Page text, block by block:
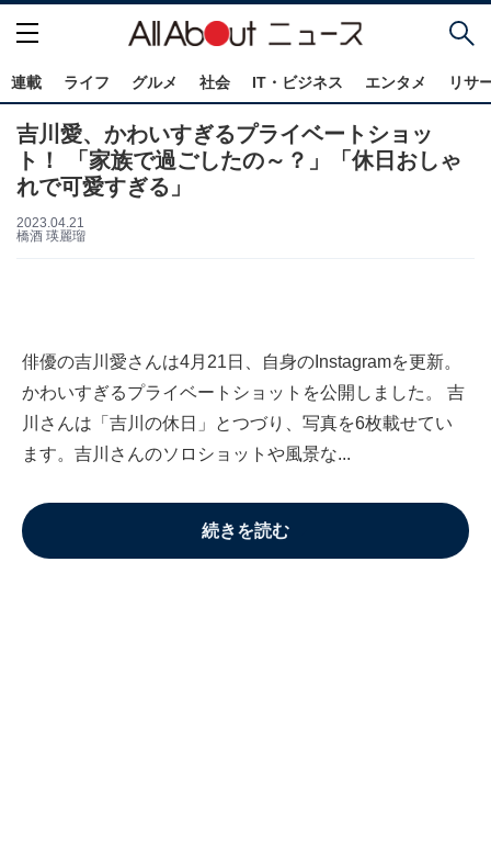
連載 ライフ グルメ 社会 IT・ビジネス エンタメ リサ
吉川愛、かわいすぎるプライベートショッ
ト！ 「家族で過ごしたの～？」「休日おしゃ
れで可愛すぎる」
2023.04.21
橋酒 瑛麗瑠
俳優の吉川愛さんは4月21日、自身のInstagramを更新。
かわいすぎるプライベートショットを公開しました。 吉
川さんは「吉川の休日」とつづり、写真を6枚載せてい
ます。吉川さんのソロショットや風景な...
続きを読む